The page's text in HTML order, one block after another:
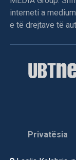
interneti a
e të drejtave të
Privatësia